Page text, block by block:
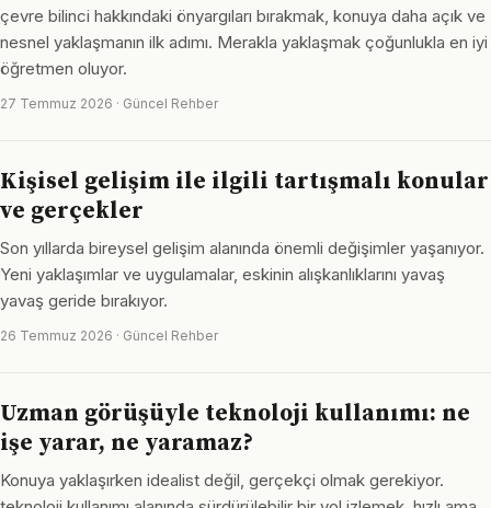
çevre bilinci hakkındaki önyargıları bırakmak, konuya daha açık ve
nesnel yaklaşmanın ilk adımı. Merakla yaklaşmak çoğunlukla en iyi
öğretmen oluyor.
27 Temmuz 2026 · Güncel Rehber
Kişisel gelişim ile ilgili tartışmalı konular
ve gerçekler
Son yıllarda bireysel gelişim alanında önemli değişimler yaşanıyor.
Yeni yaklaşımlar ve uygulamalar, eskinin alışkanlıklarını yavaş
yavaş geride bırakıyor.
26 Temmuz 2026 · Güncel Rehber
Uzman görüşüyle teknoloji kullanımı: ne
işe yarar, ne yaramaz?
Konuya yaklaşırken idealist değil, gerçekçi olmak gerekiyor.